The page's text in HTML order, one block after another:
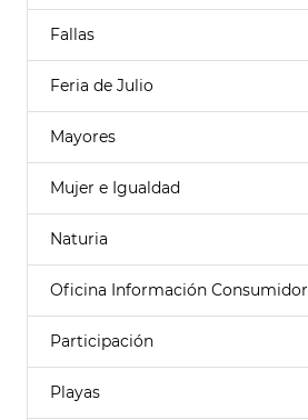
Fallas
Feria de Julio
Mayores
Mujer e Igualdad
Naturia
Oficina Información Consumidor
Participación
Playas